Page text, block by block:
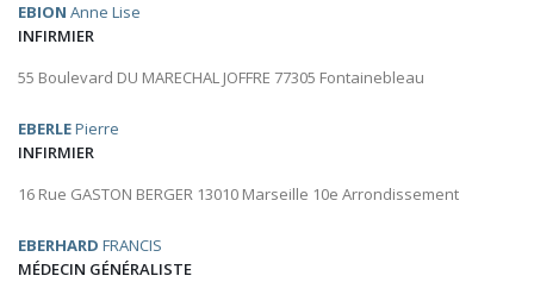
EBION Anne Lise
INFIRMIER
55 Boulevard DU MARECHAL JOFFRE 77305 Fontainebleau
EBERLEPierre
INFIRMIER
16 Rue GASTON BERGER 13010 Marseille 10e Arrondissement
EBERHARD FRANCIS
MÉDECIN GÉNÉRALISTE